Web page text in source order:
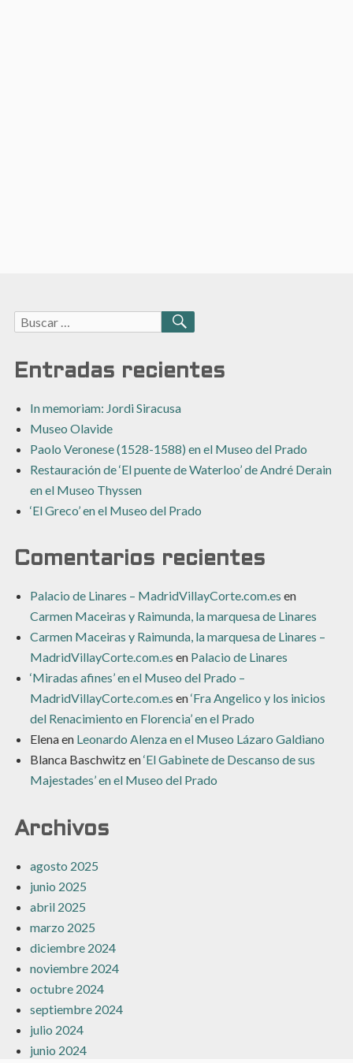
Buscar:
BUSCAR
Entradas recientes
In memoriam: Jordi Siracusa
Museo Olavide
Paolo Veronese (1528-1588) en el Museo del Prado
Restauración de ‘El puente de Waterloo’ de André Derain
en el Museo Thyssen
‘El Greco’ en el Museo del Prado
Comentarios recientes
Palacio de Linares – MadridVillayCorte.com.es en
Carmen Maceiras y Raimunda, la marquesa de Linares
Carmen Maceiras y Raimunda, la marquesa de Linares –
MadridVillayCorte.com.es en Palacio de Linares
‘Miradas afines’ en el Museo del Prado –
MadridVillayCorte.com.es en‘Fra Angelico y los inicios
del Renacimiento en Florencia’ en el Prado
Elenaen Leonardo Alenza en el Museo Lázaro Galdiano
Blanca Baschwitzen‘El Gabinete de Descanso de sus
Majestades’ en el Museo del Prado
Archivos
agosto 2025
junio 2025
abril 2025
marzo 2025
diciembre 2024
noviembre 2024
octubre 2024
septiembre 2024
julio 2024
junio 2024